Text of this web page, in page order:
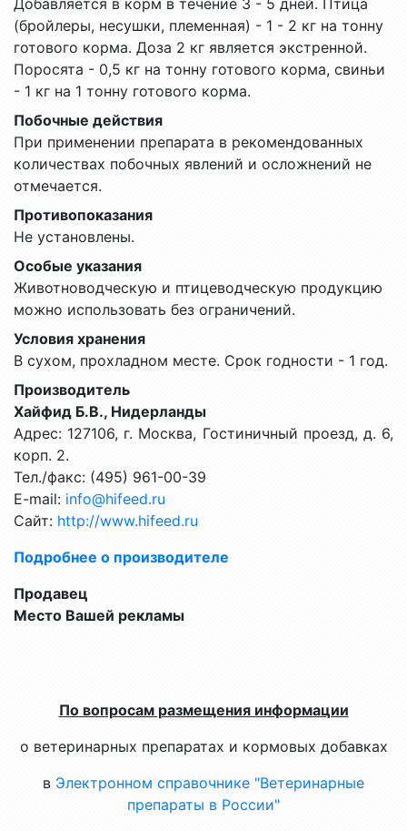
Добавляется в корм в течение 3 - 5 дней. Птица
(бройлеры, несушки, племенная) - 1 - 2 кг на тонну
готового корма. Доза 2 кг является экстренной.
Поросята - 0,5 кг на тонну готового корма, свиньи
- 1 кг на 1 тонну готового корма.
Побочные действия
При применении препарата в рекомендованных
количествах побочных явлений и осложнений не
отмечается.
Противопоказания
Не установлены.
Особые указания
Животноводческую и птицеводческую продукцию
можно использовать без ограничений.
Условия хранения
В сухом, прохладном месте. Срок годности - 1 год.
Производитель
Хайфид Б.В., Нидерланды
Адрес: 127106, г. Москва, Гостиничный проезд, д. 6,
корп. 2.
Тел./факс: (495) 961-00-39
E-mail: info@hifeed.ru
Сайт: http://www.hifeed.ru
Подробнее о производителе
Продавец
Место Вашей рекламы
По вопросам размещения информации
о ветеринарных препаратах и кормовых добавках
в Электронном справочнике "Ветеринарные
препараты в России"